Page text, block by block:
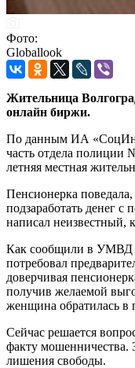
Фото:
Globallook
Жительница
онлайн биржи.
По данным ИА
часть отдела полиции
летняя местная
Пенсионерка
подзаработать денег
написал неизвестный,
Как сообщили в УМВД
потребовал
доверчивая
получив желаемой
женщина обратилась в
Сейчас решается
факту мошенничества.
лишения свободы.